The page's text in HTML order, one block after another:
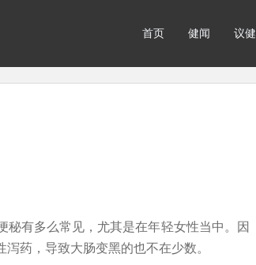
首页 健闻 议健
有多么常见，尤其是在年轻女性当中。因
药，导致大肠变黑的也不在少数。